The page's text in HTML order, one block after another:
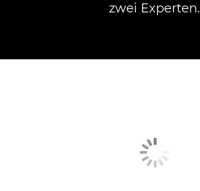
zwei Experten.